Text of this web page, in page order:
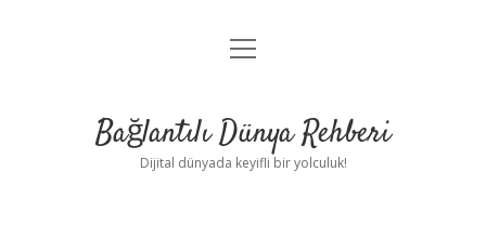
Anasayfa
Yasal Uyarı
menüyü
Bağlantılı Dünya Rehberi
Dijital dünyada keyifli bir yolculuk!